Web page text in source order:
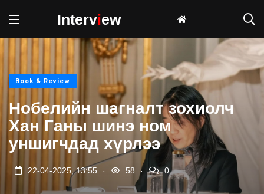
Interview
Book & Review
Нобелийн шагналт зохиолч
Хан Ганы шинэ ном
уншигчдад хүрлээ
22-04-2025, 13:55 58 . 0